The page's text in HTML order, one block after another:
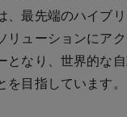
、最先端のハイブ
リューションにア
となり、世界的な
を目指しています。